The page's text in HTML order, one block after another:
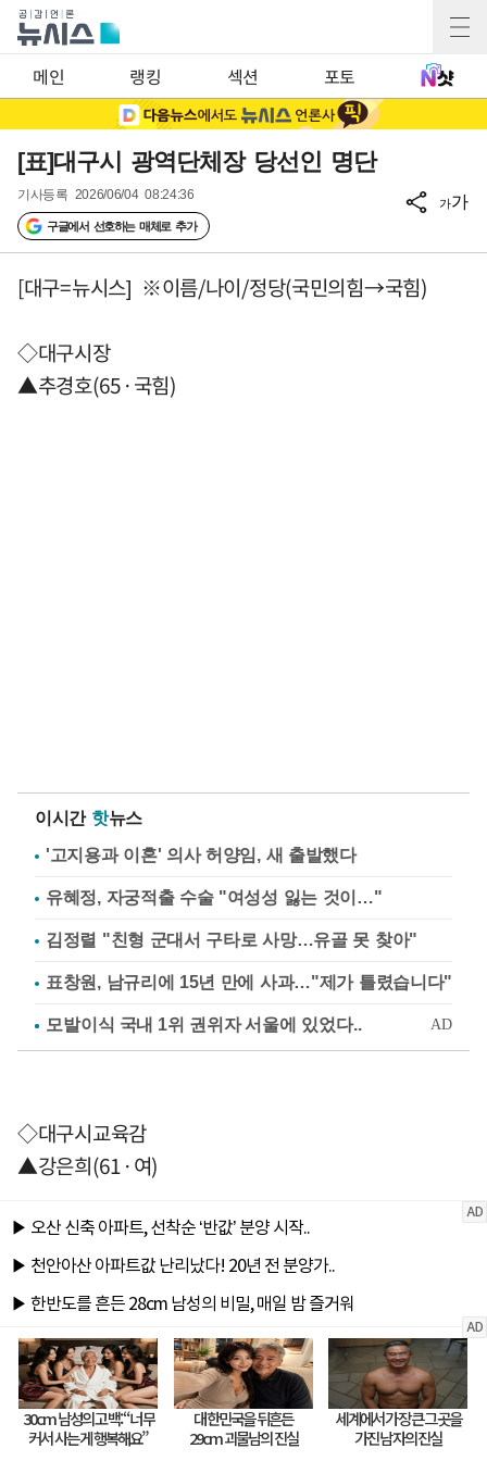
메인 랭킹 섹션 포토
[표]대구시 광역단체장 당선인 명단
기사등록 2026/06/04 08:24:36
구글에서 선호하는 매체로 추가
가가
[대구=뉴시스] ※이름/나이/정당(국민의힘→국힘)
◇대구시장
▲추경호(65·국힘)
이시간 핫뉴스
'고지용과 이혼' 의사 허양임, 새 출발했다
유혜정, 자궁적출 수술 "여성성 잃는 것이…"
김정렬 "친형 군대서 구타로 사망…유골 못 찾아"
표창원, 남규리에 15년 만에 사과…"제가 틀렸습니다"
◇대구시교육감
▲강은희(61·여)